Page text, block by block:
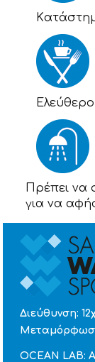
Πρέπει να
για να
Διεύθυνση:
OCEAN LAB: